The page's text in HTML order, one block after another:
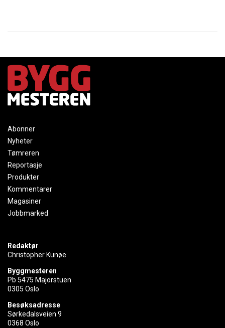
Abonner
Nyheter
Tømreren
Reportasje
Produkter
Kommentarer
Magasiner
Jobbmarked
Redaktør
Christopher Kunøe
Byggmesteren
Pb 5475 Majorstuen
0305 Oslo
Besøksadresse
Sørkedalsveien 9
0368 Oslo